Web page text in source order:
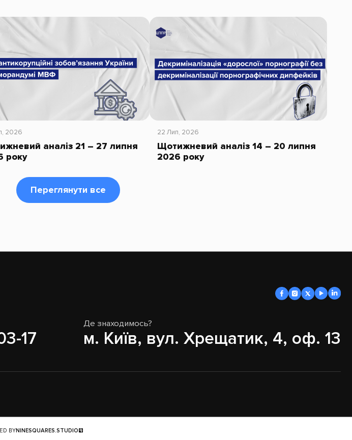
2026
аналіз 21 – 27 липня
року
22 Лип, 2026
Щотижневий аналіз 14 – 20 липня
2026 року
Переглянути все
17
Де знаходимось?
м. Київ, вул. Хрещатик, 4, оф. 13
BYNINESQUARES.STUDIO